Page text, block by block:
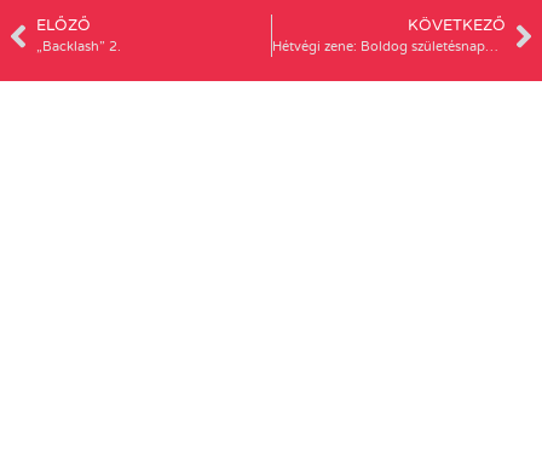
ELŐZŐ
„Backlash” 2.
KÖVETKEZŐ
Hétvégi zene: Boldog születésnapot, Tina Turner!